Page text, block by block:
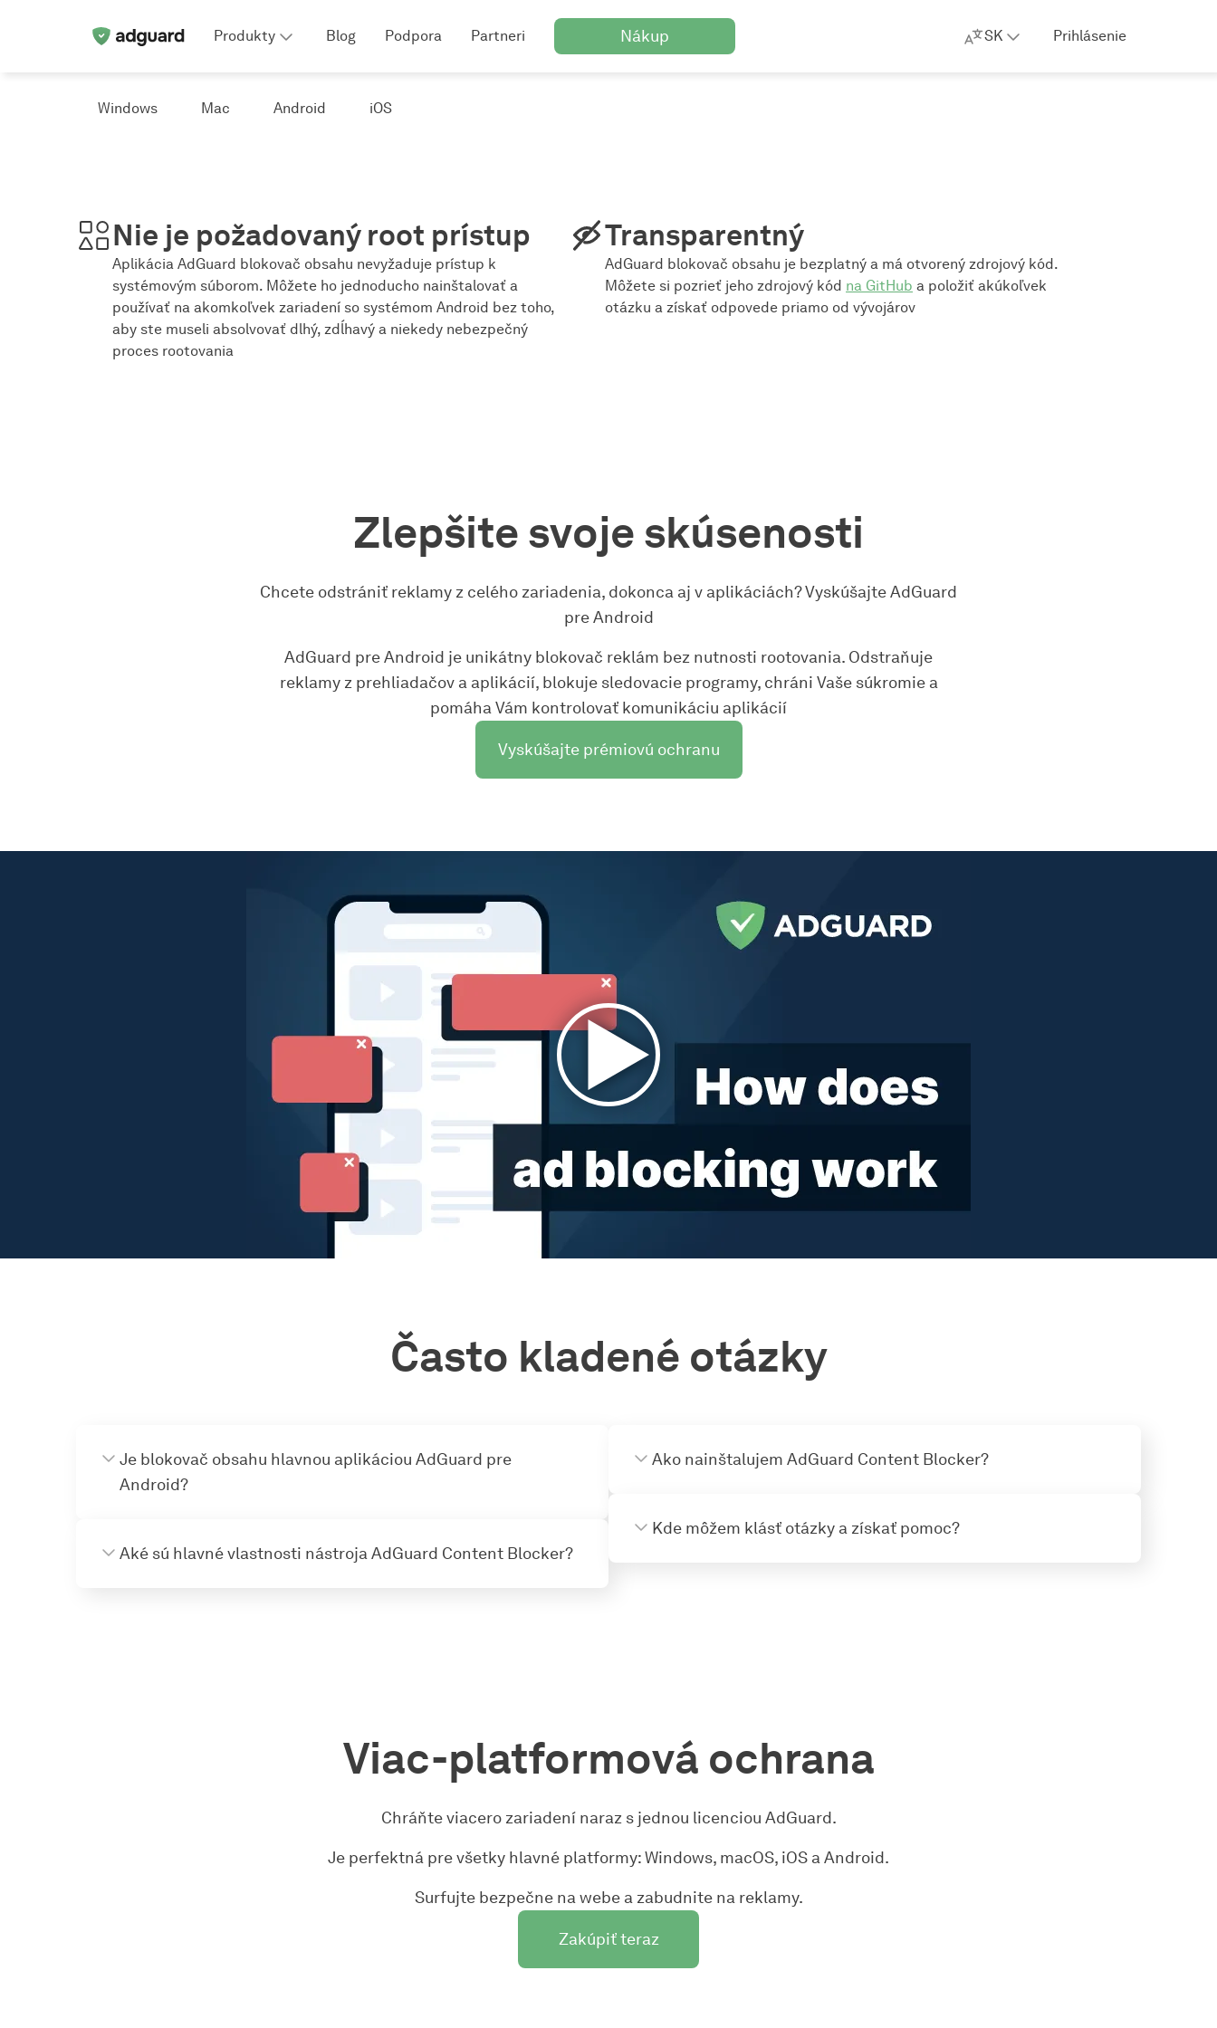
Produkty Blog Podpora Partneri Nákup SK Prihlásenie
Windows Mac Android iOS
Nie je požadovaný root prístup
Aplikácia AdGuard blokovač obsahu nevyžaduje prístup k
systémovým súborom. Môžete ho jednoducho nainštalovať a
používať na akomkoľvek zariadení so systémom Android bez toho,
aby ste museli absolvovať dlhý, zdĺhavý a niekedy nebezpečný
proces rootovania
Transparentný
AdGuard blokovač obsahu je bezplatný a má otvorený zdrojový kód.
Môžete si pozrieť jeho zdrojový kód na GitHub a položiť akúkoľvek
otázku a získať odpovede priamo od vývojárov
Zlepšite svoje skúsenosti
Chcete odstrániť reklamy z celého zariadenia, dokonca aj v aplikáciách? Vyskúšajte AdGuard
pre Android
AdGuard pre Android je unikátny blokovač reklám bez nutnosti rootovania. Odstraňuje
reklamy z prehliadačov a aplikácií, blokuje sledovacie programy, chráni Vaše súkromie a
pomáha Vám kontrolovať komunikáciu aplikácií
Vyskúšajte prémiovú ochranu
Často kladené otázky
Je blokovač obsahu hlavnou aplikáciou AdGuard pre
Android?
Aké sú hlavné vlastnosti nástroja AdGuard Content Bloсker?
Ako nainštalujem AdGuard Content Blocker?
Kde môžem klásť otázky a získať pomoc?
Viac-platformová ochrana
Chráňte viacero zariadení naraz s jednou licenciou AdGuard.
Je perfektná pre všetky hlavné platformy: Windows, macOS, iOS a Android.
Surfujte bezpečne na webe a zabudnite na reklamy.
Zakúpiť teraz